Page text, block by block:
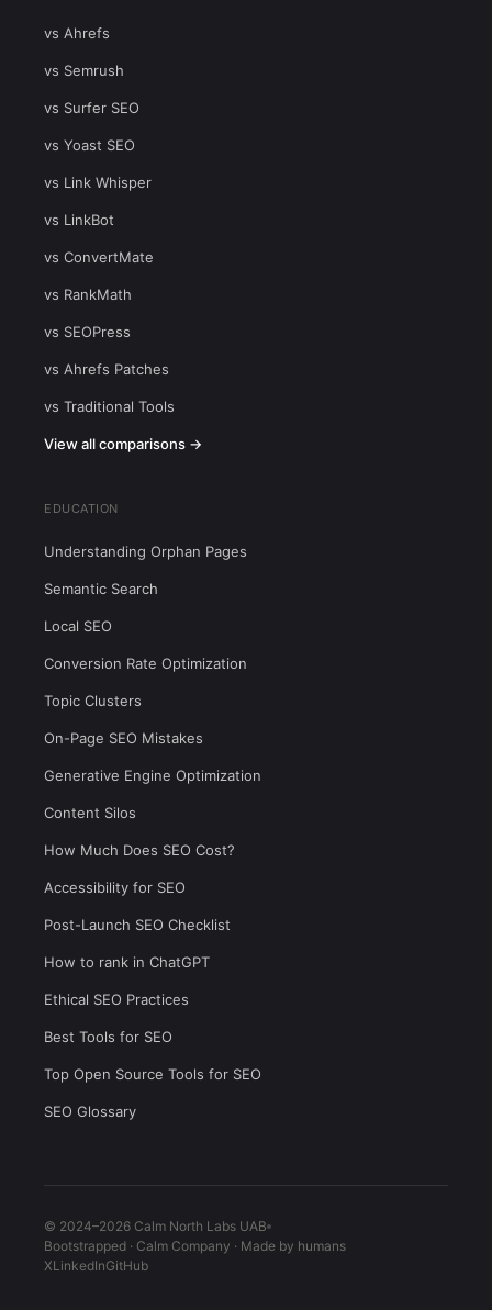
vs Ahrefs
vs Semrush
vs Surfer SEO
vs Yoast SEO
vs Link Whisper
vs LinkBot
vs ConvertMate
vs RankMath
vs SEOPress
vs Ahrefs Patches
vs Traditional Tools
View all comparisons →
EDUCATION
Understanding Orphan Pages
Semantic Search
Local SEO
Conversion Rate Optimization
Topic Clusters
On-Page SEO Mistakes
Generative Engine Optimization
Content Silos
How Much Does SEO Cost?
Accessibility for SEO
Post-Launch SEO Checklist
How to rank in ChatGPT
Ethical SEO Practices
Best Tools for SEO
Top Open Source Tools for SEO
SEO Glossary
© 2024–2026 Calm North Labs UAB
Bootstrapped · Calm Company · Made by humans
XLinkedInGitHub